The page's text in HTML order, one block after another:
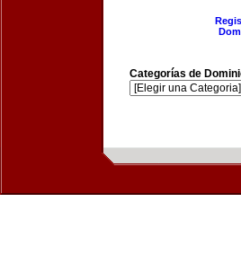
Categorías de